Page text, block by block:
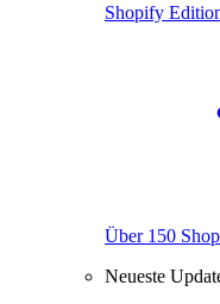
Shopify
Über 150
Neueste